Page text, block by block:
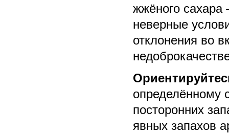
жжёного сахара
неверные
отклонения во
определённому
посторонних
явных запахов